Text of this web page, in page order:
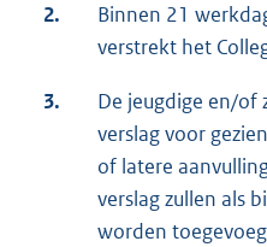
2.
Binnen 21
verstrekt het
3.
De jeugdige en/of
verslag voor
of latere
verslag zullen als
worden